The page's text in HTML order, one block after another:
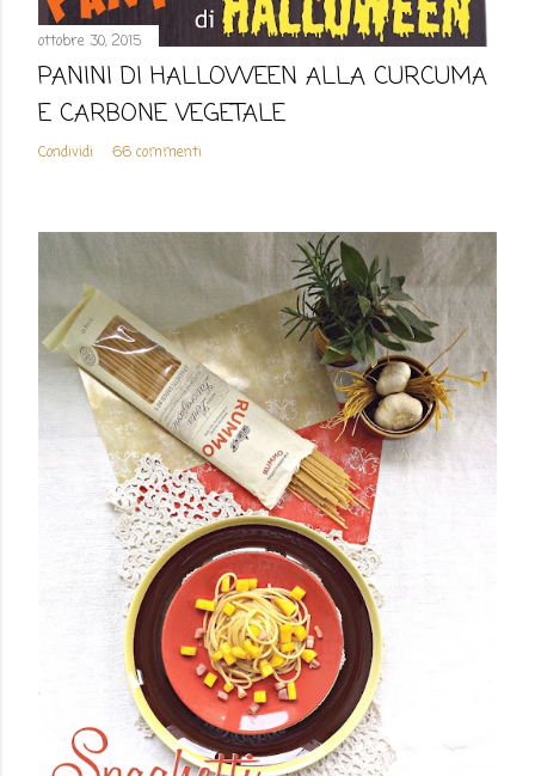
ottobre 30, 2015
PANINI DI HALLOWEEN ALLA CURCUMA
E CARBONE VEGETALE
Condividi 66 commenti